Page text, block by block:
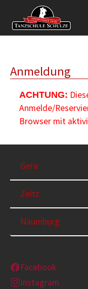
Anmeldung
ACHTUNG:
Anmelde/
Browser mit
Gera
Zeitz
Naumburg
Facebook
Instagram